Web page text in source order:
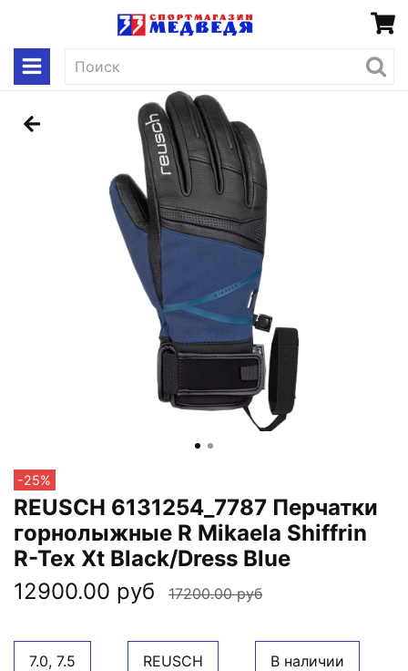
-25%
REUSCH 6131254_7787 Перчатки
горнолыжные R Mikaela Shiffrin
R-Tex Xt Black/Dress Blue
12900.00 руб
17200.00 руб
7.0, 7.5 REUSCH В наличии